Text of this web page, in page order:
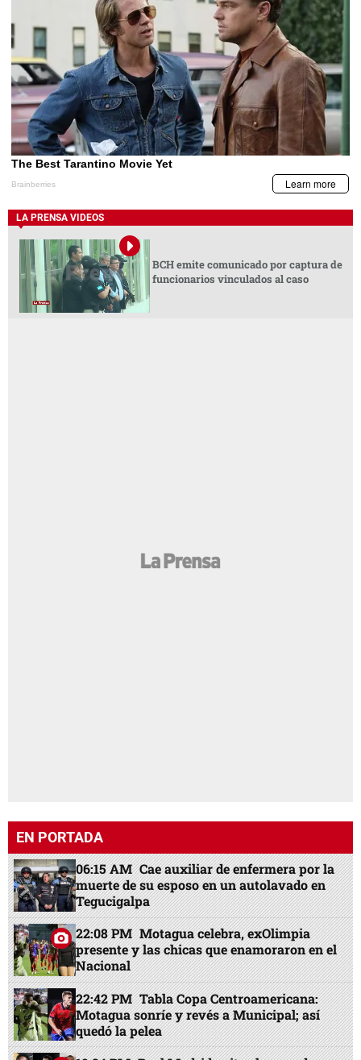
LA PRENSA VIDEOS
BCH emite comunicado por captura de
funcionarios vinculados al caso
EN PORTADA
06:15 AM Cae auxiliar de enfermera por la
muerte de su esposo en un autolavado en
Tegucigalpa
22:08 PM Motagua celebra, exOlimpia
presente y las chicas que enamoraron en el
Nacional
22:42 PM Tabla Copa Centroamericana:
Motagua sonríe y revés a Municipal; así
quedó la pelea